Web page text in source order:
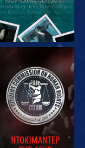
ΠΑΡΑΚΟΛΟΥΘΗΣΤΕ